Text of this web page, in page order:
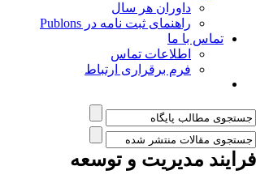
داوران هر سال
راهنمای ثبت نامه در Publons
تماس با ما
اطلاعات تماس
فرم برقراری ارتباط
فرایند مدیریت و توسعه